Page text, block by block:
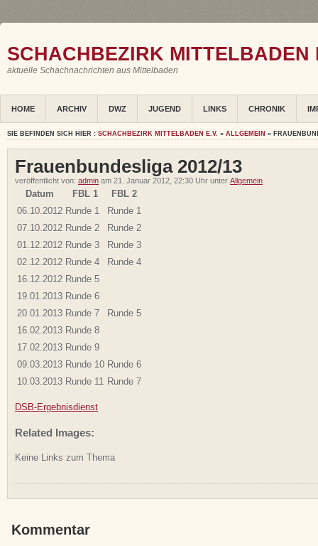
SCHACHBEZIRK MITTELBADEN
aktuelle Schachnachrichten aus Mittelbaden
HOME ARCHIV DWZ JUGEND LINKS CHRONIK
SIE BEFINDEN SICH HIER : SCHACHBEZIRK MITTELBADEN E.V. » ALLGEMEIN »
Frauenbundesliga 2012/13
veröffentlicht von: admin am 21. Januar 2012, 22:30 Uhr unter Allgemein
Datum FBL 1
FBL 2
06.10.2012 Runde 1
Runde 1
07.10.2012 Runde 2
Runde 2
01.12.2012 Runde 3
Runde 3
02.12.2012 Runde 4
Runde 4
16.12.2012 Runde 5
19.01.2013 Runde 6
20.01.2013 Runde 7
Runde 5
16.02.2013 Runde 8
17.02.2013 Runde 9
09.03.2013 Runde 10 Runde 6
10.03.2013 Runde 11 Runde 7
DSB-Ergebnisdienst
Related Images:
Keine Links zum Thema
Kommentar